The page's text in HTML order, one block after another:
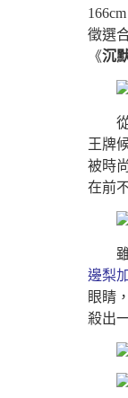
徵選
《沉
王牌
被時
在前
邊梨加
眼睛
殺出